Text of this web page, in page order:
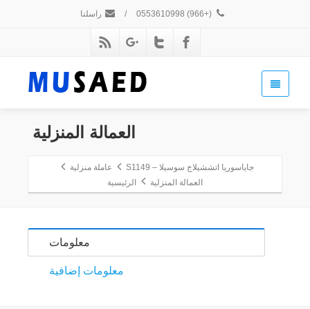
(+966) 0553610998
/ راسلنا
العمالة المنزلية
جاياسوريا اتششيلاج سوسيلا – S1149
عاملة منزلية
العمالة المنزلية
الرئيسية
معلومات
معلومات إضافية